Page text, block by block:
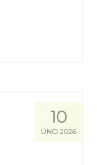
10
ÚNO 2026